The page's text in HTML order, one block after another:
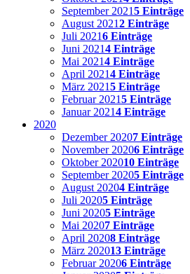
September 20215 Einträge
August 20212 Einträge
Juli 20216 Einträge
Juni 20214 Einträge
Mai 20214 Einträge
April 20214 Einträge
März 20215 Einträge
Februar 20215 Einträge
Januar 20214 Einträge
2020
Dezember 20207 Einträge
November 20206 Einträge
Oktober 202010 Einträge
September 20205 Einträge
August 20204 Einträge
Juli 20205 Einträge
Juni 20205 Einträge
Mai 20207 Einträge
April 20208 Einträge
März 202013 Einträge
Februar 20206 Einträge